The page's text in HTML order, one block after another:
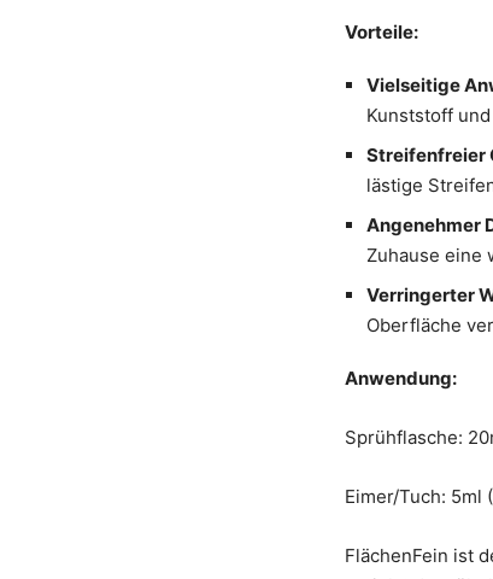
Vorteile:
Vielseitige
Kunststoff
Streifenfreier
lästige
Angenehmer
Zuhause eine
Verringerter
Oberfläche
Anwendung:
Sprühflasche:
Eimer/Tuch: 5ml
FlächenFein ist